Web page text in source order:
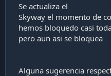
Se actualiza el
Skyway el momento de
hemos bloquedo casi
pero aun asi se bloquea
Alguna sugerencia